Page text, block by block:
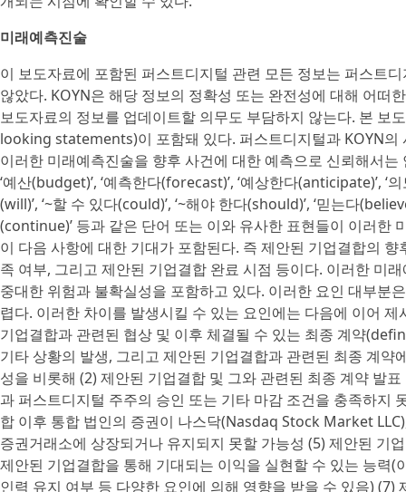
미래예측진술
이 보도자료에 포함된 퍼스트디지털 관련 모든 정보는 퍼스트
않았다. KOYN은 해당 정보의 정확성 또는 완전성에 대해 어떠
보도자료의 정보를 업데이트할 의무도 부담하지 않는다. 본
looking statements)이 포함돼 있다. 퍼스트디지털과 KOYN의
이러한 미래예측진술을 향후 사건에 대한 예측으로 신뢰해서는
‘예산(budget)’, ‘예측한다(forecast)’, ‘예상한다(anticipate)’, ‘
(will)’, ‘~할 수 있다(could)’, ‘~해야 한다(should)’, ‘믿는다
(continue)’ 등과 같은 단어 또는 이와 유사한 표현들이 이러한
이 다음 사항에 대한 기대가 포함된다. 즉 제안된 기업결합의
족 여부, 그리고 제안된 기업결합 완료 시점 등이다. 이러한 미
중대한 위험과 불확실성을 포함하고 있다. 이러한 요인 대부분
렵다. 이러한 차이를 발생시킬 수 있는 요인에는 다음에 이어
기업결합과 관련된 협상 및 이후 체결될 수 있는 최종 계약
기타 상황의 발생, 그리고 제안된 기업결합과 관련된 최종 계
성을 비롯해 (2) 제안된 기업결합 및 그와 관련된 최종 계약 발
과 퍼스트디지털 주주의 승인 또는 기타 마감 조건을 충족하지
합 이후 통합 법인의 증권이 나스닥(Nasdaq Stock Market
증권거래소에 상장되거나 유지되지 못할 가능성 (5) 제안된 기
제안된 기업결합을 통해 기대되는 이익을 실현할 수 있는 능력
인력 유지 여부 등 다양한 요인에 의해 영향을 받을 수 있음)